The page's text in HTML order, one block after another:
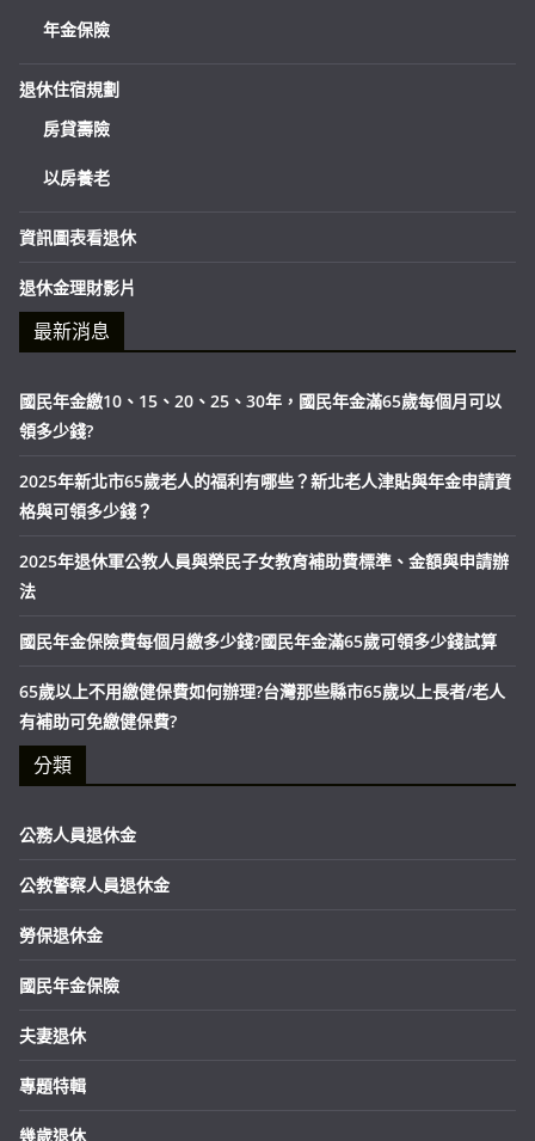
年金保險
退休住宿規劃
房貸壽險
以房養老
資訊圖表看退休
退休金理財影片
最新消息
國民年金繳10、15、20、25、30年，國民年金滿65歲每個月可以
領多少錢?
2025年新北市65歲老人的福利有哪些？新北老人津貼與年金申請資
格與可領多少錢？
2025年退休軍公教人員與榮民子女教育補助費標準、金額與申請辦
法
國民年金保險費每個月繳多少錢?國民年金滿65歲可領多少錢試算
65歲以上不用繳健保費如何辦理?台灣那些縣市65歲以上長者/老人
有補助可免繳健保費?
分類
公務人員退休金
公教警察人員退休金
勞保退休金
國民年金保險
夫妻退休
專題特輯
幾歲退休